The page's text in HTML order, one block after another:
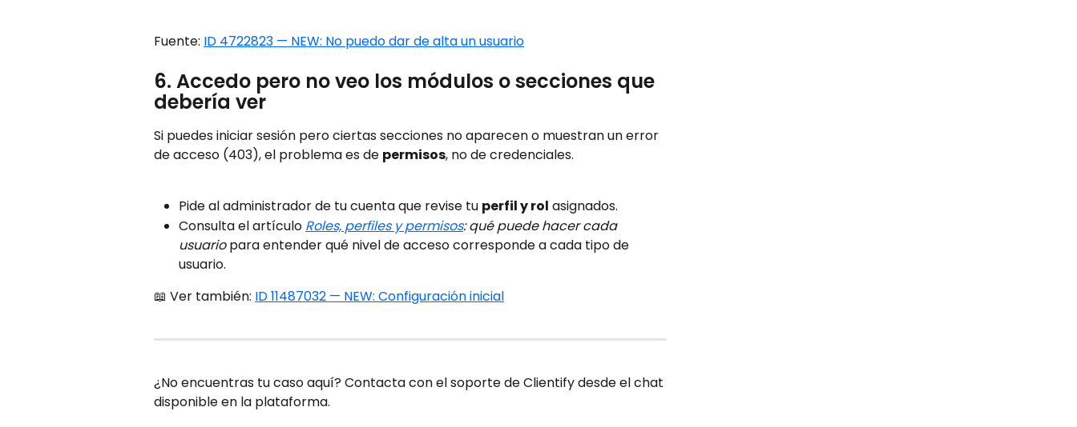
Fuente: ID 4722823 — NEW: No puedo dar de alta un usuario
6. Accedo pero no veo los módulos o secciones que
debería ver
Si puedes iniciar sesión pero ciertas secciones no aparecen o muestran un error
de acceso (403), el problema es de permisos, no de credenciales.
Pide al administrador de tu cuenta que revise tu perfil y rol asignados.
Consulta el artículo Roles, perfiles y permisos: qué puede hacer cada
usuario para entender qué nivel de acceso corresponde a cada tipo de
usuario.
📖 Ver también: ID 11487032 — NEW: Configuración inicial
¿No encuentras tu caso aquí? Contacta con el soporte de Clientify desde el chat
disponible en la plataforma.